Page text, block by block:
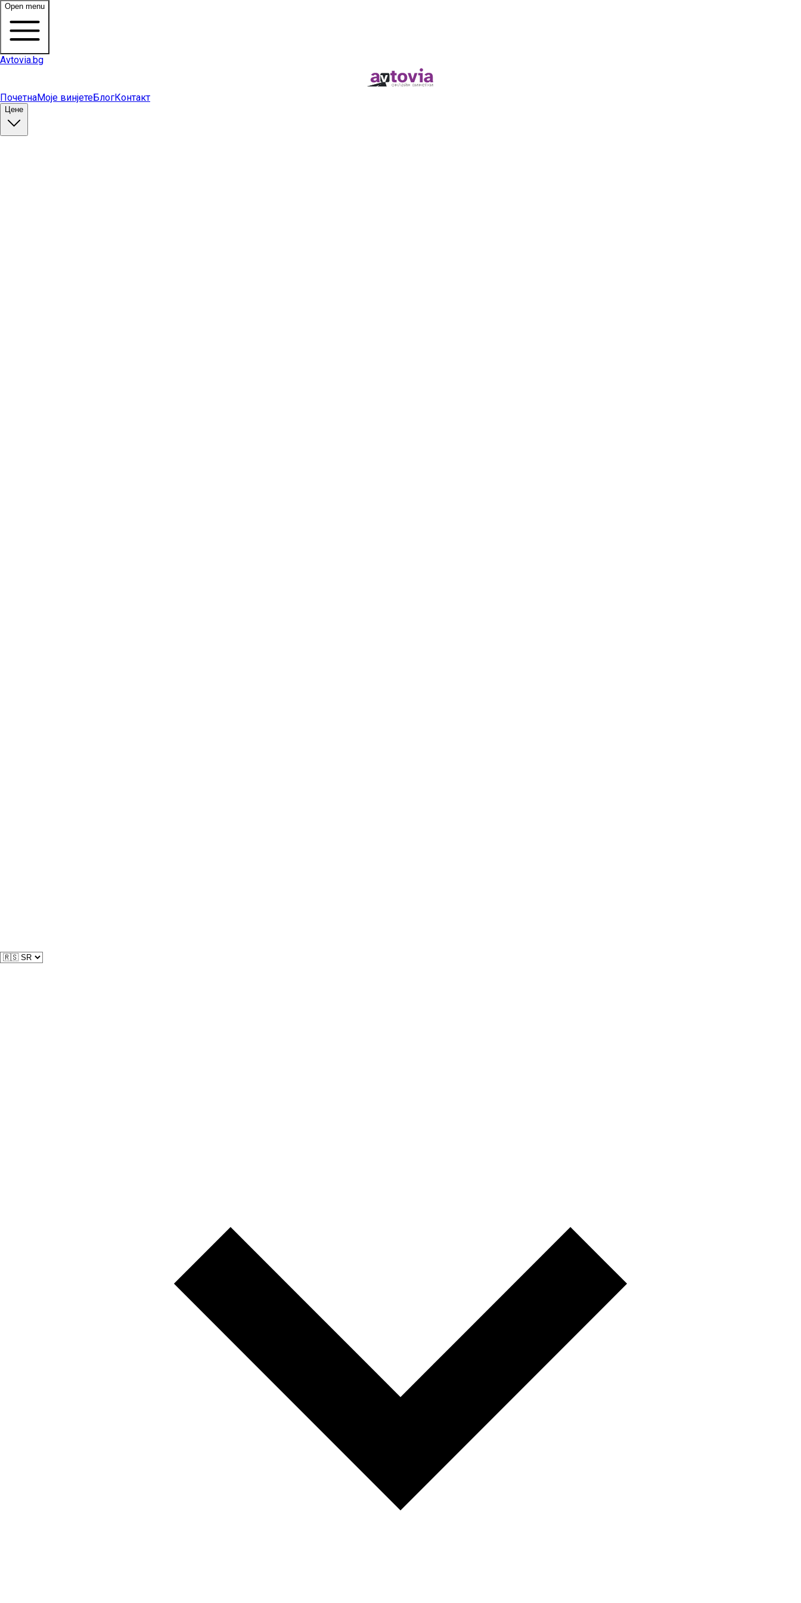
Open menu
Avtovia.bg
ПочетнаМоје винјетеБлогКонтакт
Цене